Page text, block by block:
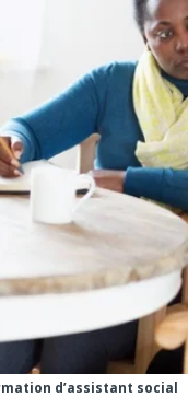
d’assistant social